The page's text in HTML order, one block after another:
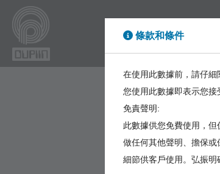
High Power
條款和條件
在使用此數據前，請仔細
您使用此數據即表示您接
免責聲明:
此數據供您免費使用，
做任何其他聲明、擔保
細節供客戶使用。弘振明